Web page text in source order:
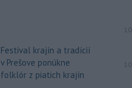
Festival krajín a tradícií
v Prešove ponúkne
folklór z piatich krajín